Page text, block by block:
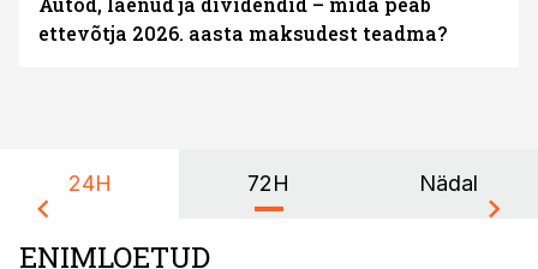
ettevõtja 2026. aasta maksudest teadma?
24H 72H Nädal
ENIMLOETUD